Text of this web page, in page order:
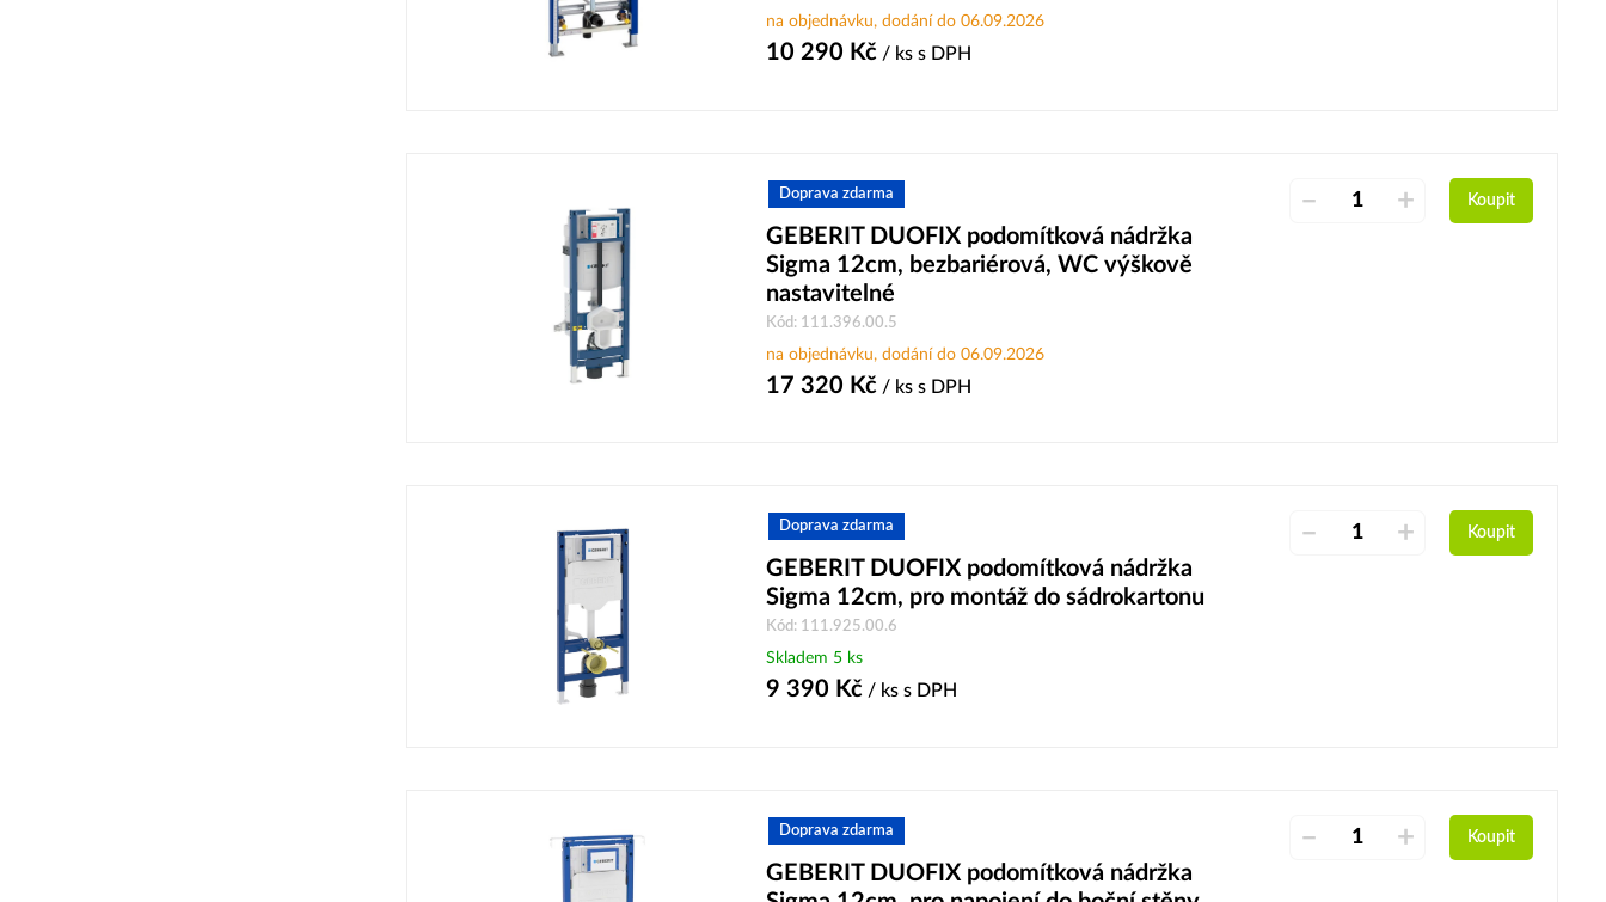
na objednávku, dodání do 06.09.2026
10 290 Kč / ks s DPH
Doprava zdarma
GEBERIT DUOFIX podomítková nádržka
Sigma 12cm, bezbariérová, WC výškově
nastavitelné
Kód: 111.396.00.5
na objednávku, dodání do 06.09.2026
17 320 Kč / ks s DPH
– + Koupit
Doprava zdarma
GEBERIT DUOFIX podomítková nádržka
Sigma 12cm, pro montáž do sádrokartonu
Kód: 111.925.00.6
Skladem 5 ks
9 390 Kč / ks s DPH
– + Koupit
Doprava zdarma
GEBERIT DUOFIX podomítková nádržka
– + Koupit